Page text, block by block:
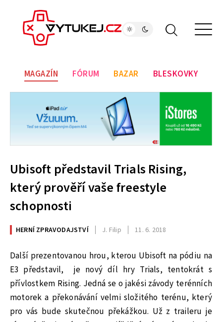
MAGAZÍN FÓRUM BAZAR BLESKOVKY
Ubisoft představil Trials Rising,
který prověří vaše freestyle
schopnosti
HERNÍ ZPRAVODAJSTVÍ J. Filip 11. 6. 2018
Další prezentovanou hrou, kterou Ubisoft na pódiu na
E3 představil,
je nový díl hry Trials, tentokrát s
přívlostkem Rising. Jedná se o jakési závody terénních
motorek a překonávání velmi složitého terénu, který
pro vás bude skutečnou překážkou. Už z traileru je